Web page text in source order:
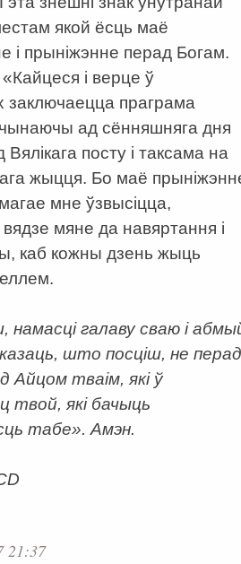
якой ёсць маё
і прыніжэнне перад Богам.
і верце ў
заключаецца праграма
ад сённяшняга дня
посту і таксама на
жыцця. Бо маё
мне ўзвысіцца,
вядзе мяне да навяртання і
каб кожны дзень жыць
намасці галаву сваю і
што посціш, не перад
Айцом тваім, які ў
твой, які бачыць
табе». Амэн.
21:37